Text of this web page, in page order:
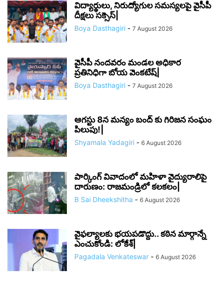
విద్యార్థులు, నిరుద్యోగుల సమస్యలపై వైసీపీ
దీక్షలు సక్సెస్|
Boya Dasthagiri - 7 August 2026
వైసీపీ నందవరం మండల అధికార
ప్రతినిధిగా బోయ వెంకటేష్|
Boya Dasthagiri - 7 August 2026
ఆగస్టు 8న మన్యం బంద్ కు గిరిజన సంఘం
పిలుపు!|
Shyamala Yadagiri - 6 August 2026
పార్కింగ్ వివాదంలో మహిళా వైద్యురాలిపై
దారుణం: రాజమండ్రిలో కలకలం|
B Sai Dheekshitha - 6 August 2026
వైఫల్యాలకు భయపడొద్దు.. కఠిన మార్గాన్నే
ఎంచుకోండి: లోకేశ్|
Pagadala Venkateswar - 6 August 2026